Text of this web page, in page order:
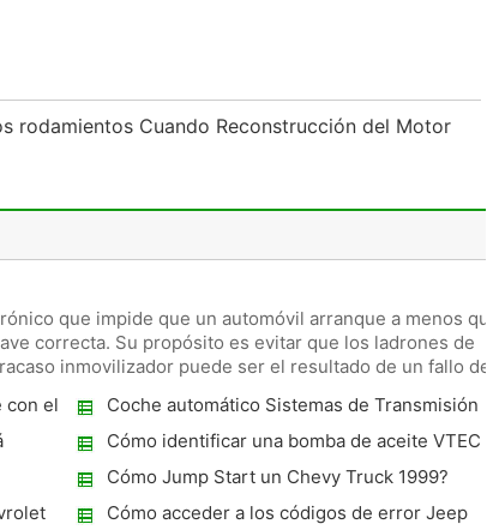
rodamientos Cuando Reconstrucción del Motor
que impide que un automóvil arranque a menos
correcta. Su propósito es evitar que los ladrones de
inmovilizador puede ser el resultado de un fallo del
con el
Coche automático Sistemas de Transmisión
Cómo identificar una bomba de aceite VTEC
Cómo Jump Start un Chevy Truck 1999?
Cómo acceder a los códigos de error Jeep